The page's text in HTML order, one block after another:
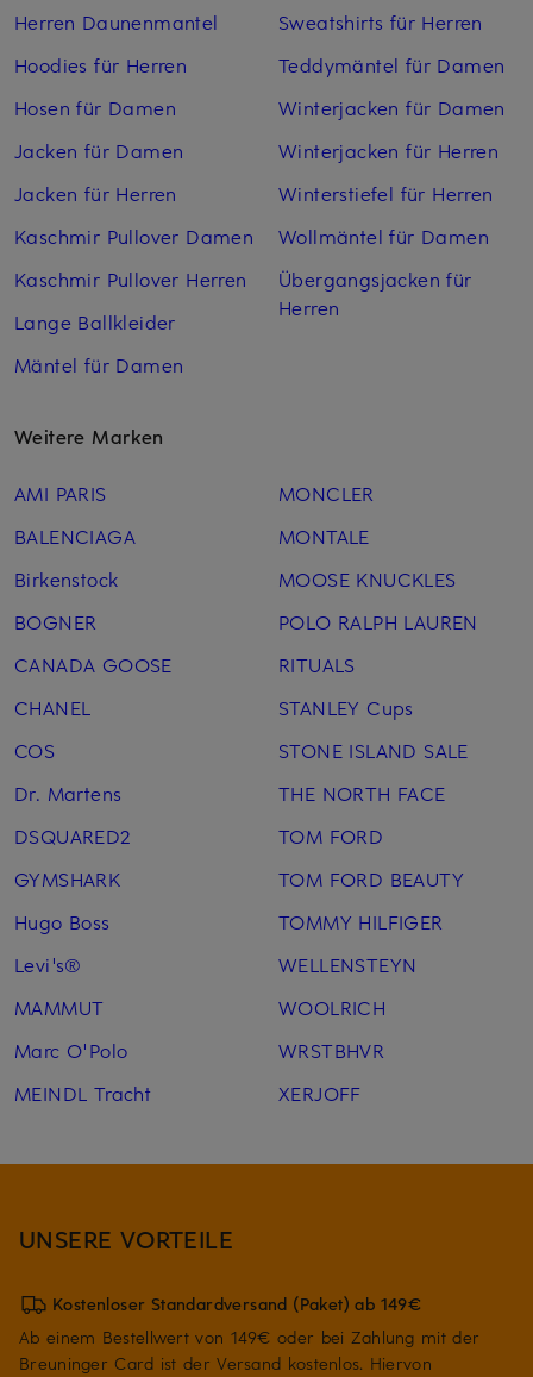
Herren Daunenmantel
Hoodies für Herren
Hosen für Damen
Jacken für Damen
Jacken für Herren
Kaschmir Pullover Damen
Kaschmir Pullover Herren
Lange Ballkleider
Mäntel für Damen
Sweatshirts für Herren
Teddymäntel für Damen
Winterjacken für Damen
Winterjacken für Herren
Winterstiefel für Herren
Wollmäntel für Damen
Übergangsjacken für
Herren
Weitere Marken
AMI PARIS
BALENCIAGA
Birkenstock
BOGNER
CANADA GOOSE
CHANEL
COS
Dr. Martens
DSQUARED2
GYMSHARK
Hugo Boss
Levi's®
MAMMUT
Marc O'Polo
MEINDL Tracht
MONCLER
MONTALE
MOOSE KNUCKLES
POLO RALPH LAUREN
RITUALS
STANLEY Cups
STONE ISLAND SALE
THE NORTH FACE
TOM FORD
TOM FORD BEAUTY
TOMMY HILFIGER
WELLENSTEYN
WOOLRICH
WRSTBHVR
XERJOFF
UNSERE VORTEILE
Kostenloser Standardversand (Paket) ab 149€
Ab einem Bestellwert von 149€ oder bei Zahlung mit der
Breuninger Card ist der Versand kostenlos. Hiervon